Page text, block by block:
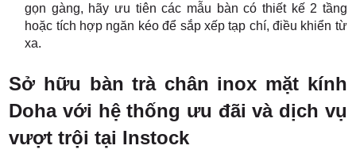
gọn gàng, hãy ưu tiên các mẫu bàn có thiết kế 2 tầng
hoặc tích hợp ngăn kéo để sắp xếp tạp chí, điều khiển từ
xa.
Sở hữu bàn trà chân inox mặt kính
Doha với hệ thống ưu đãi và dịch vụ
vượt trội tại Instock